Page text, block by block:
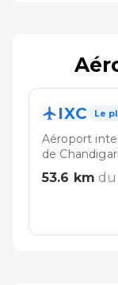
IXC Le
Aéroport
de
53.6 km